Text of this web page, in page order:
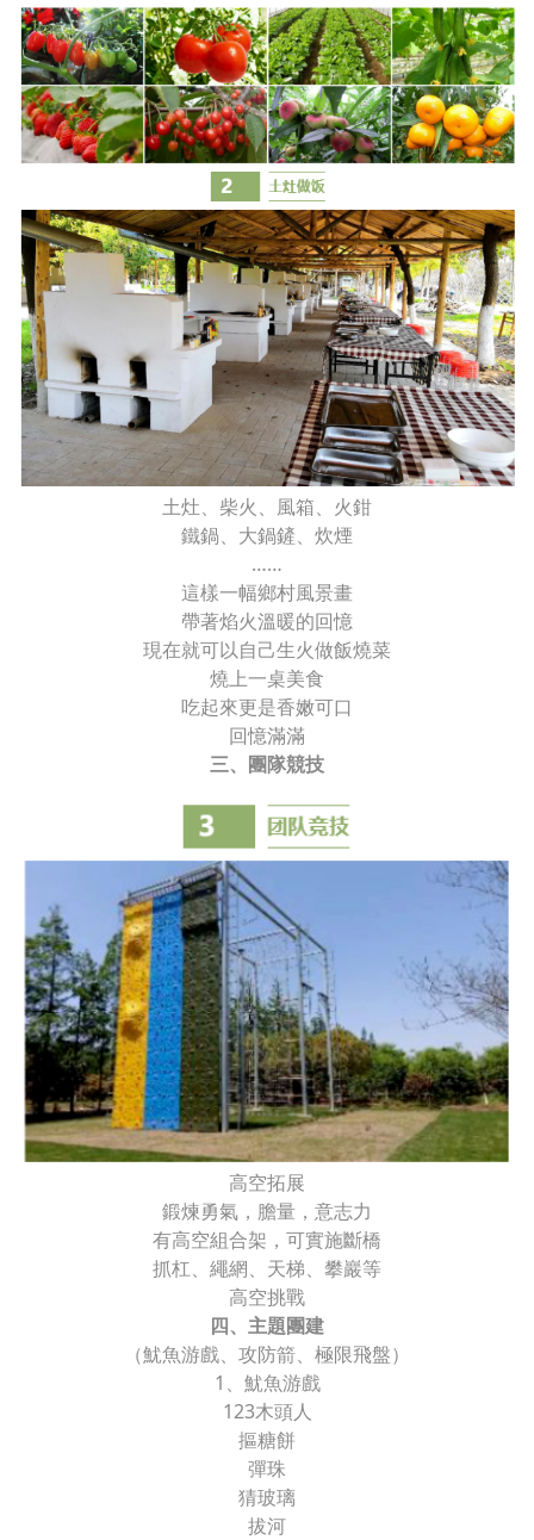
土灶、柴火、風箱、火鉗
鐵鍋、大鍋鏟、炊煙
……
這樣一幅鄉村風景畫
帶著焰火溫暖的回憶
現在就可以自己生火做飯燒菜
燒上一桌美食
吃起來更是香嫩可口
回憶滿滿
三、團隊競技
高空拓展
鍛煉勇氣，膽量，意志力
有高空組合架，可實施斷橋
抓杠、繩網、天梯、攀巖等
高空挑戰
四、主題團建
（魷魚游戲、攻防箭、極限飛盤）
1、魷魚游戲
123木頭人
摳糖餅
彈珠
猜玻璃
拔河